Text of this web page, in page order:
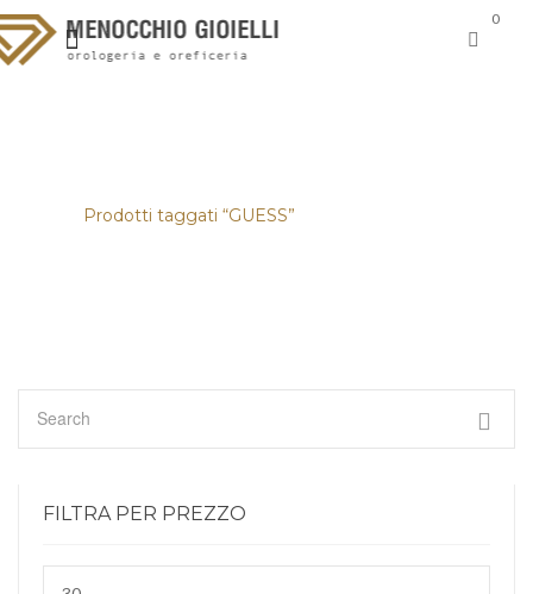
0
Prodotti taggati “GUESS”
FILTRA PER PREZZO